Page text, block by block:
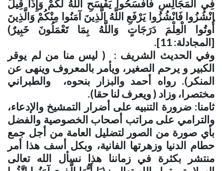
فِي الْمَجَالِسِ فَافْسَحُوا يَفْسَحِ اللَّهُ لَكُمْ وَإِذَا قِيلَ
انْشُزُوا فَانْشُزُوا يَرْفَعِ اللَّهُ الَّذِينَ آمَنُوا مِنْكُمْ وَالَّذِينَ
أُوتُوا الْعِلْمَ دَرَجَاتٍ وَاللَّهُ بِمَا تَعْمَلُونَ خَبِيرٌ)
[المجادلة: 11]
.
وفي الحديث الشريف : ( ليس منا من لم يوقر
الكبير و يرحم الصغير، ويأمر بالمعروف وينهى عن
المنكر). رواه أحمد والبزار بنحوه، والطبراني
مختصرا، وزاد ( ويعرف لنا حقا).
ثامنا: ضرورة التنبيه على أضرار التمشيخ والإدعاء،
والترامي على مراتب أصحاب الخصوصية والفضل
بأي صورة من الصور لتضليل العامة من أجل جمع
حطام الدنيا وزهرتها الفانية، وبكل أسف هذا أمر
منتشر بكثرة في زماننا هذا نسأل الله تعالى